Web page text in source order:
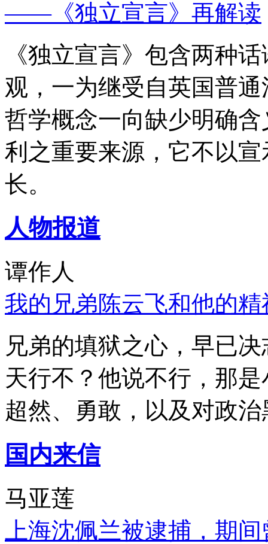
——《独立宣言》再解读
《独立宣言》包含两种
观，一为继受自英国普
哲学概念一向缺少明确
利之重要来源，它不以
长。
人物报道
谭作人
我的兄弟陈云飞和他的
兄弟的填狱之心，早已
天行不？他说不行，那
超然、勇敢，以及对政
国内来信
马亚莲
上海沈佩兰被逮捕，期